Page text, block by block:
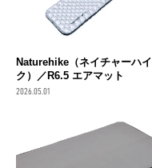
Naturehike（ネイチャーハイ
ク）／R6.5 エアマット
2026.05.01